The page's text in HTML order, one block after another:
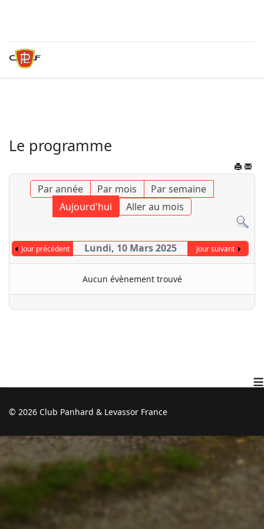
Le programme
Par année Par mois
Par semaine
Aujourd'hui
Aller au mois
Jour précédent Lundi, 10 Mars 2025 Jour suivant
Aucun évènement trouvé
≡
© 2026 Club Panhard & Levassor France